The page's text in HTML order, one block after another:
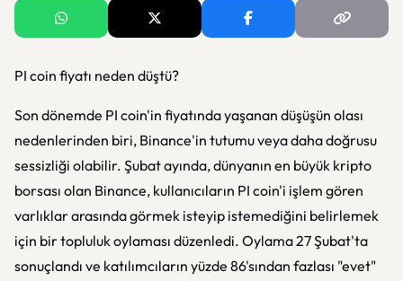
PI coin fiyatı neden düştü?
Son dönemde PI coin'in fiyatında yaşanan düşüşün olası
nedenlerinden biri, Binance'in tutumu veya daha doğrusu
sessizliği olabilir. Şubat ayında, dünyanın en büyük kripto
borsası olan Binance, kullanıcıların PI coin'i işlem gören
varlıklar arasında görmek isteyip istemediğini belirlemek
için bir topluluk oylaması düzenledi. Oylama 27 Şubat'ta
sonuçlandı ve katılımcıların yüzde 86'sından fazlası "evet"